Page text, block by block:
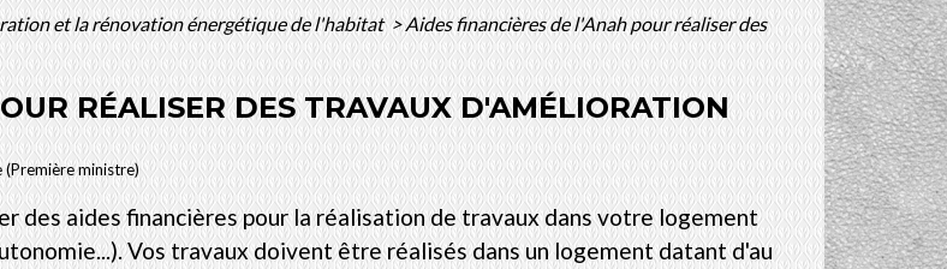
et la rénovation énergétique de l'habitat >Aides financières de l'Anah pour réaliser des
RÉALISER DES TRAVAUX D'AMÉLIORATION
ministre)
des aides financières pour la réalisation de travaux dans votre logement
Vos travaux doivent être réalisés dans un logement datant d'au